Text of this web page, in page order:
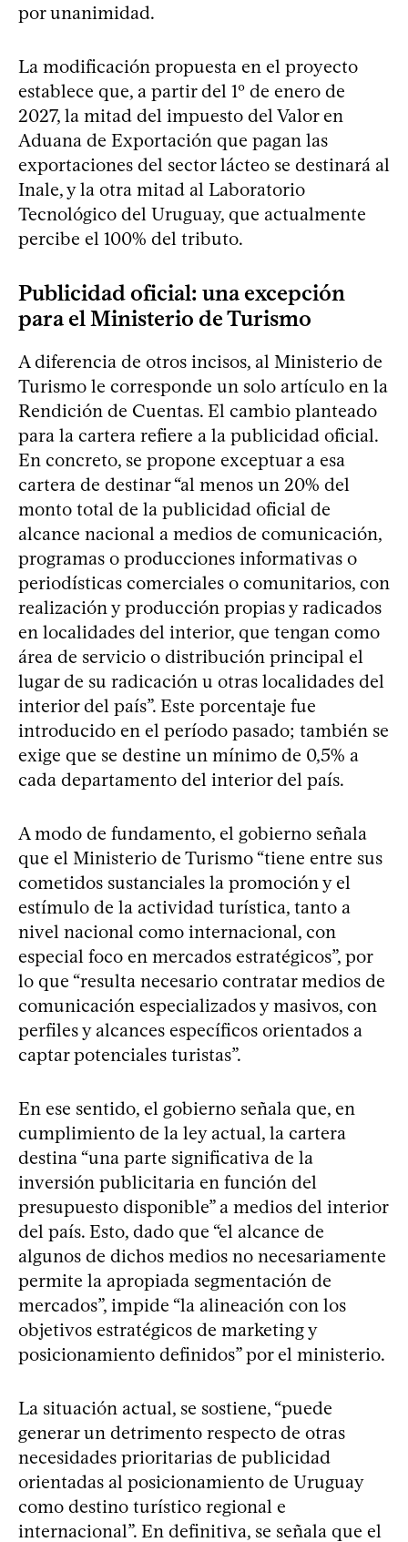
por unanimidad.
La modificación propuesta en el proyecto
establece que, a partir del 1º de enero de
2027, la mitad del impuesto del Valor en
Aduana de Exportación que pagan las
exportaciones del sector lácteo se destinará al
Inale, y la otra mitad al Laboratorio
Tecnológico del Uruguay, que actualmente
percibe el 100% del tributo.
Publicidad oficial: una excepción
para el Ministerio de Turismo
A diferencia de otros incisos, al Ministerio de
Turismo le corresponde un solo artículo en la
Rendición de Cuentas. El cambio planteado
para la cartera refiere a la publicidad oficial.
En concreto, se propone exceptuar a esa
cartera de destinar “al menos un 20% del
monto total de la publicidad oficial de
alcance nacional a medios de comunicación,
programas o producciones informativas o
periodísticas comerciales o comunitarios, con
realización y producción propias y radicados
en localidades del interior, que tengan como
área de servicio o distribución principal el
lugar de su radicación u otras localidades del
interior del país”. Este porcentaje fue
introducido en el período pasado; también se
exige que se destine un mínimo de 0,5% a
cada departamento del interior del país.
A modo de fundamento, el gobierno señala
que el Ministerio de Turismo “tiene entre sus
cometidos sustanciales la promoción y el
estímulo de la actividad turística, tanto a
nivel nacional como internacional, con
especial foco en mercados estratégicos”, por
lo que “resulta necesario contratar medios de
comunicación especializados y masivos, con
perfiles y alcances específicos orientados a
captar potenciales turistas”.
En ese sentido, el gobierno señala que, en
cumplimiento de la ley actual, la cartera
destina “una parte significativa de la
inversión publicitaria en función del
presupuesto disponible” a medios del interior
del país. Esto, dado que “el alcance de
algunos de dichos medios no necesariamente
permite la apropiada segmentación de
mercados”, impide “la alineación con los
objetivos estratégicos de marketing y
posicionamiento definidos” por el ministerio.
La situación actual, se sostiene, “puede
generar un detrimento respecto de otras
necesidades prioritarias de publicidad
orientadas al posicionamiento de Uruguay
como destino turístico regional e
internacional”. En definitiva, se señala que el